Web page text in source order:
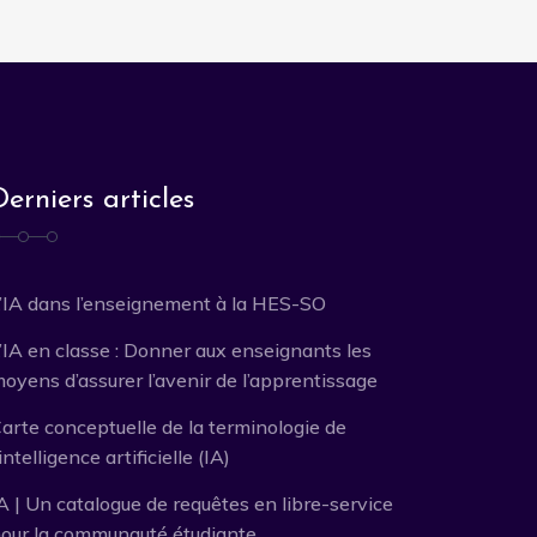
articles
dans l’enseignement à la HES-SO
en classe : Donner aux enseignants les
d’assurer l’avenir de l’apprentissage
conceptuelle de la terminologie de
artificielle (IA)
| Un catalogue de requêtes en libre-service